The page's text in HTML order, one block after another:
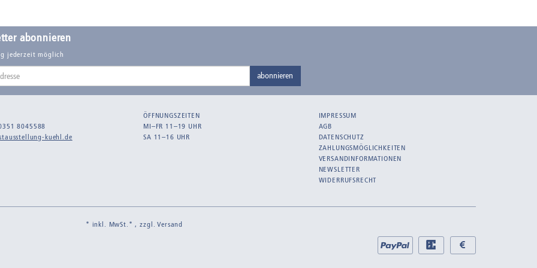
abonnieren
jederzeit möglich
abonnieren
8045588
kuehl.de
ÖFFNUNGSZEITEN
MI–FR 11–19 UHR
SA 11–16 UHR
IMPRESSUM
AGB
DATENSCHUTZ
ZAHLUNGSMÖGLICHKEITEN
VERSANDINFORMATIONEN
NEWSLETTER
WIDERRUFSRECHT
* inkl. MwSt.* , zzgl.Versand
Bei
uns
PayPal
bei
bei